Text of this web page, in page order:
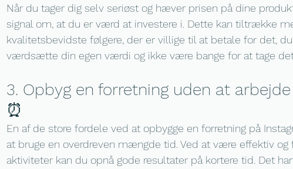
Når du tager dig selv seriøst og hæver prisen på dine
signal om, at du er værd at investere i. Dette kan tiltrække
kvalitetsbevidste følgere, der er villige til at betale for det,
værdsætte din egen værdi og ikke være bange for at tage
3. Opbyg en forretning uden at
⏰
En af de store fordele ved at opbygge en forretning på
at bruge en overdreven mængde tid. Ved at være effektiv og
aktiviteter kan du opnå gode resultater på kortere tid. Det